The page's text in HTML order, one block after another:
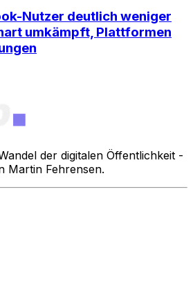
Nutzer deutlich weniger
umkämpft, Plattformen
der digitalen Öffentlichkeit -
Martin Fehrensen.